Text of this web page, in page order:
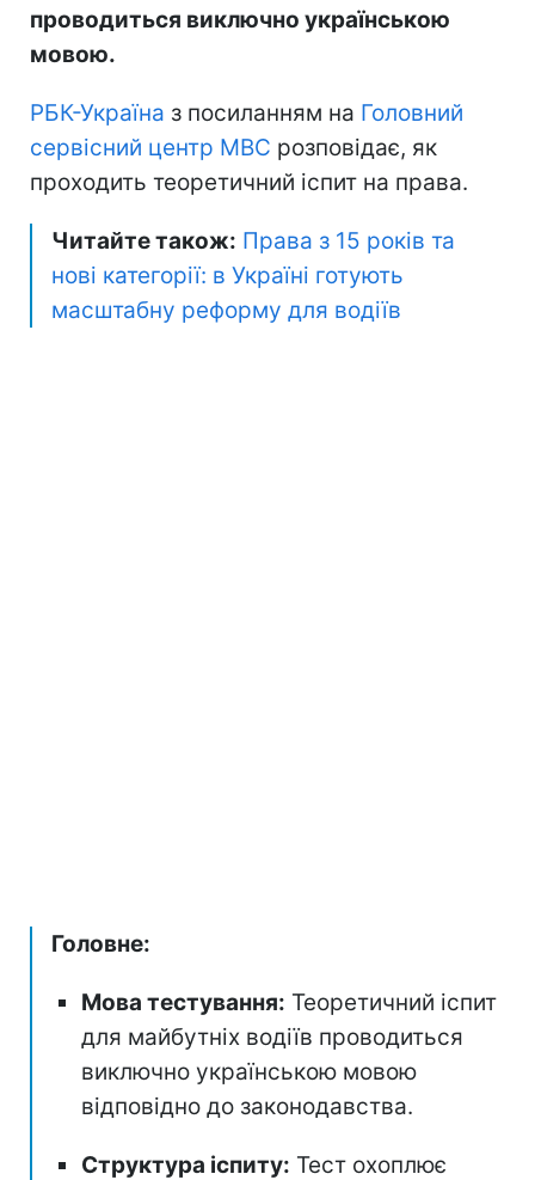
проводиться виключно українською
мовою.
РБК-Україна з посиланням на Головний
сервісний центр МВС розповідає, як
проходить теоретичний іспит на права.
Читайте також: Права з 15 років та
нові категорії: в Україні готують
масштабну реформу для водіїв
Головне:
Мова тестування: Теоретичний іспит
для майбутніх водіїв проводиться
виключно українською мовою
відповідно до законодавства.
Структура іспиту: Тест охоплює